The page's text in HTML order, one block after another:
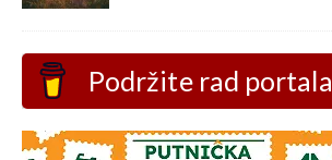
Podržite rad portala